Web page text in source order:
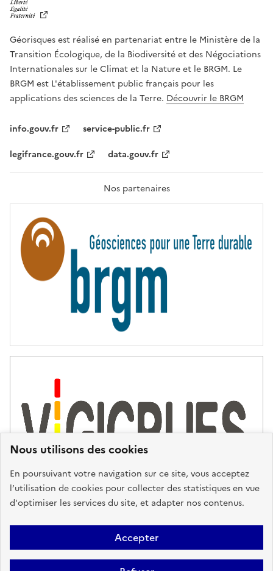
Nous utilisons des cookies
En poursuivant votre navigation sur ce site, vous acceptez
l’utilisation de cookies pour collecter des statistiques en vue
d'optimiser les services du site, et adapter nos contenus.
Accepter
T
É
,
É
G
A
L
F
A
T
R
T
É
Géorisques est réalisé en partenariat entre le Ministère de la
Transition Écologique, de la Biodiversité et des Négociations
Internationales sur le Climat et la Nature et le BRGM. Le
BRGM est L'établissement public français pour les
applications des sciences de la Terre. Découvrir le BRGM
info.gouv.fr
service-public.fr
legifrance.gouv.fr
data.gouv.fr
Nos partenaires
Plan du site Accessibilité : partiellement conforme
Mentions
Légales
Données personnelles Gestion des cookies
FAQ